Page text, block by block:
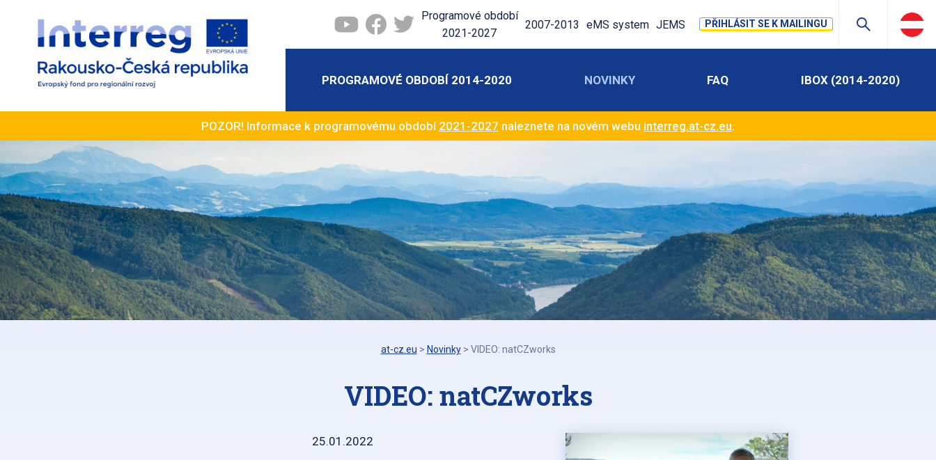
Programové období
2021-2027
2007-2013 eMS system JEMS PŘIHLÁSIT SE K MAILINGU
PROGRAMOVÉ OBDOBÍ 2014-2020 NOVINKY FAQ IBOX (2014-2020)
POZOR! Informace k programovému období 2021-2027 naleznete na novém webu interreg.at-cz.eu.
at-cz.eu > Novinky > VIDEO: natCZworks
VIDEO: natCZworks
25.01.2022